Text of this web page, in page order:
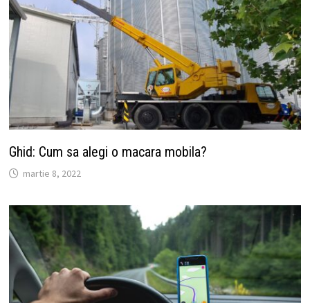
Ghid: Cum sa alegi o macara mobila?
martie 8, 2022